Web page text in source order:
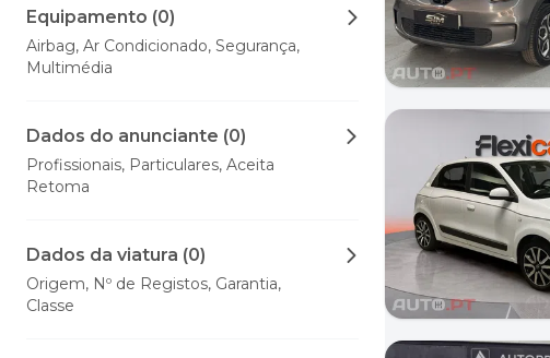
Equipamento (0)
Airbag, Ar Condicionado, Segurança,
Multimédia
Dados do anunciante (0)
Profissionais, Particulares, Aceita
Retoma
Dados da viatura (0)
Origem, Nº de Registos, Garantia,
Classe